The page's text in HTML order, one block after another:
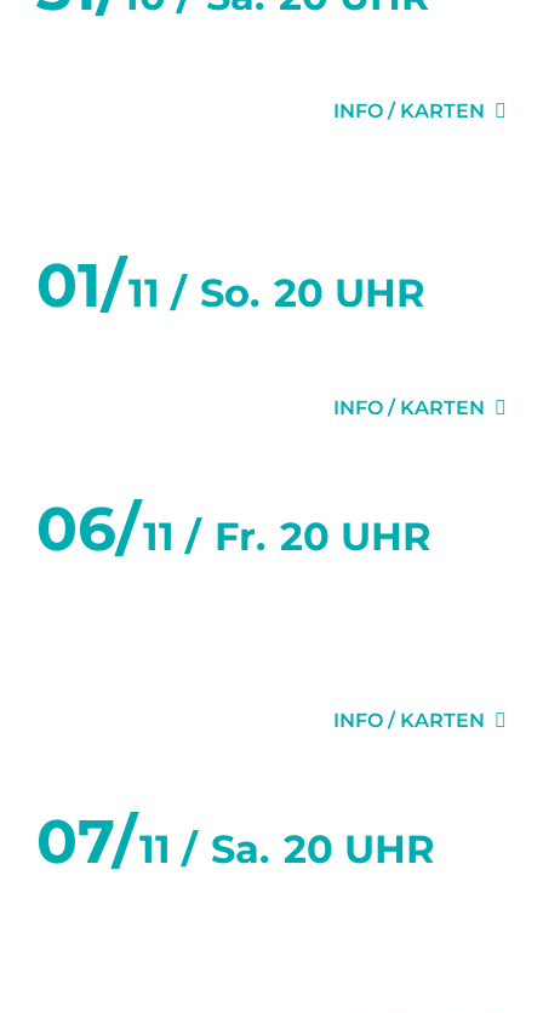
INFO / KARTEN
01/11 / So. 20 UHR
INFO / KARTEN
06/11 / Fr. 20 UHR
INFO / KARTEN
07/11 / Sa. 20 UHR